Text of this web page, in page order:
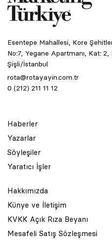
Esentepe Mahallesi, Kore
No:7, Yegane Apartmanı, Kat: 2,
Şişli/İstanbul
rota@rotayayin.com.tr
0 (212) 211 11 12
Haberler
Yazarlar
Söyleşiler
Yaratıcı İşler
Hakkımızda
Künye ve İletişim
KVKK Açık Rıza Beyanı
Mesafeli Satış Sözleşmesi